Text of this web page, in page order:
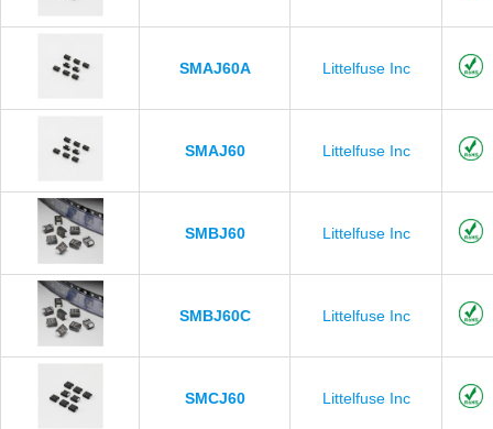
SMAJ60A Littelfuse Inc
SMAJ60 Littelfuse Inc
SMBJ60 Littelfuse Inc
SMBJ60C Littelfuse Inc
SMCJ60 Littelfuse Inc